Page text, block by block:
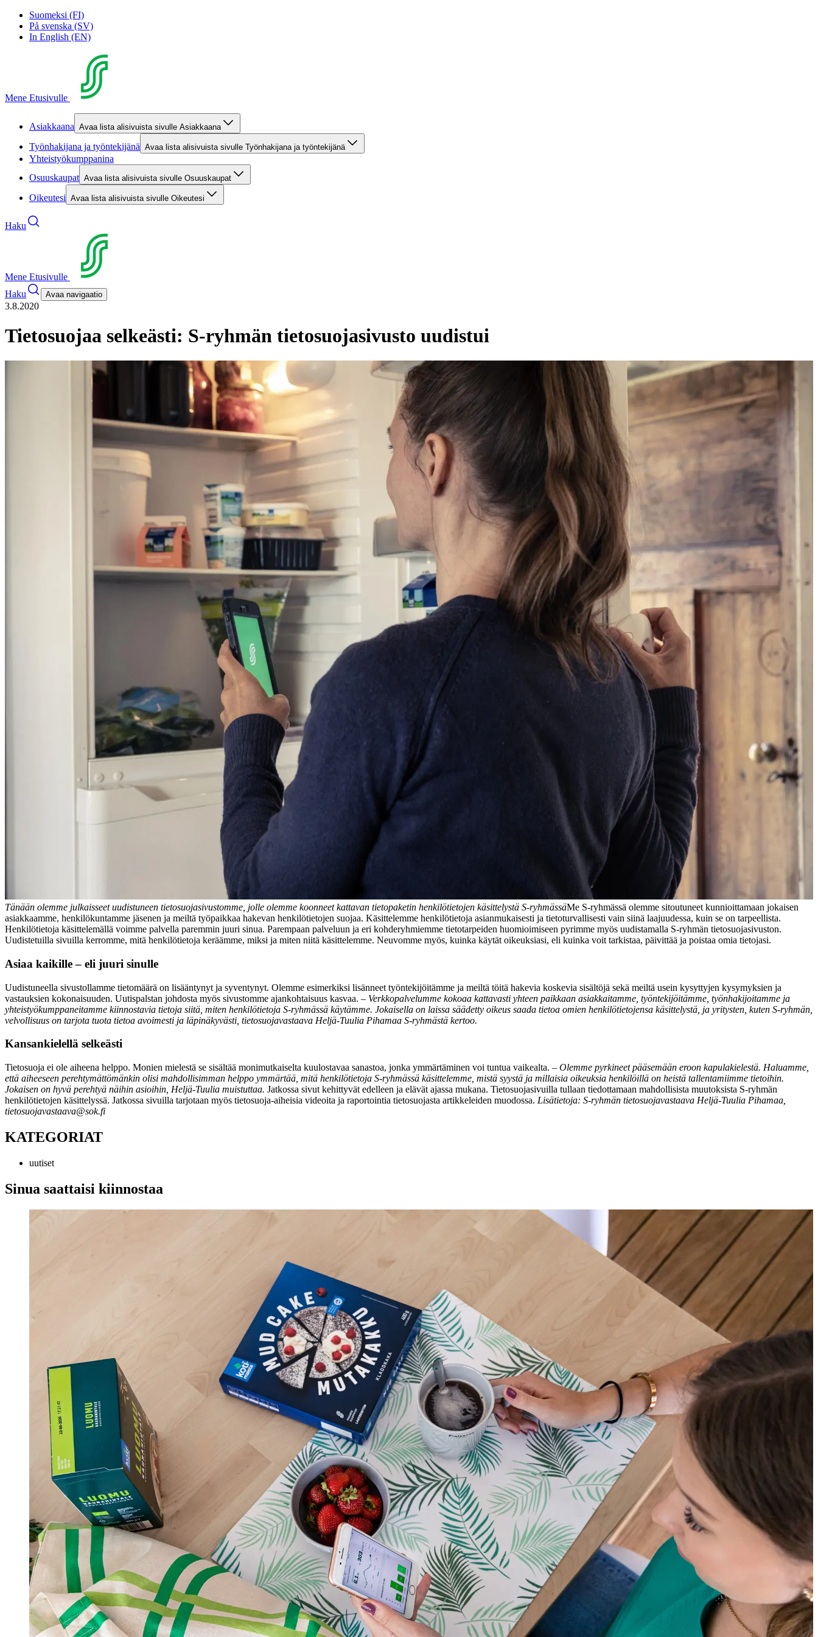
Suomeksi (FI)
På svenska (SV)
In English (EN)
Mene Etusivulle
Asiakkaana Avaa lista alisivuista sivulle Asiakkaana
Työnhakijana ja työntekijänä Avaa lista alisivuista sivulle Työnhakijana ja työntekijänä
Yhteistyökumppanina
Osuuskaupat Avaa lista alisivuista sivulle Osuuskaupat
Oikeutesi Avaa lista alisivuista sivulle Oikeutesi
Haku
Mene Etusivulle
Haku
Avaa navigaatio
3.8.2020
Tietosuojaa selkeästi: S-ryhmän tietosuojasivusto uudistui
Tänään olemme julkaisseet uudistuneen tietosuojasivustomme, jolle olemme koonneet kattavan tietopaketin henkilötietojen käsittelystä S-ryhmässäMe S-ryhmässä olemme sitoutuneet kunnioittamaan jokaisen
asiakkaamme, henkilökuntamme jäsenen ja meiltä työpaikkaa hakevan henkilötietojen suojaa. Käsittelemme henkilötietoja asianmukaisesti ja tietoturvallisesti vain siinä laajuudessa, kuin se on tarpeellista.
Henkilötietoja käsittelemällä voimme palvella paremmin juuri sinua. Parempaan palveluun ja eri kohderyhmiemme tietotarpeiden huomioimiseen pyrimme myös uudistamalla S-ryhmän tietosuojasivuston.
Uudistetuilla sivuilla kerromme, mitä henkilötietoja keräämme, miksi ja miten niitä käsittelemme. Neuvomme myös, kuinka käytät oikeuksiasi, eli kuinka voit tarkistaa, päivittää ja poistaa omia tietojasi.
Asiaa kaikille – eli juuri sinulle
Uudistuneella sivustollamme tietomäärä on lisääntynyt ja syventynyt. Olemme esimerkiksi lisänneet työntekijöitämme ja meiltä töitä hakevia koskevia sisältöjä sekä meiltä usein kysyttyjen kysymyksien ja
vastauksien kokonaisuuden. Uutispalstan johdosta myös sivustomme ajankohtaisuus kasvaa. – Verkkopalvelumme kokoaa kattavasti yhteen paikkaan asiakkaitamme, työntekijöitämme, työnhakijoitamme ja
yhteistyökumppaneitamme kiinnostavia tietoja siitä, miten henkilötietoja S-ryhmässä käytämme. Jokaisella on laissa säädetty oikeus saada tietoa omien henkilötietojensa käsittelystä, ja yritysten, kuten S-ryhmän,
velvollisuus on tarjota tuota tietoa avoimesti ja läpinäkyvästi, tietosuojavastaava Heljä-Tuulia Pihamaa S-ryhmästä kertoo.
Kansankielellä selkeästi
Tietosuoja ei ole aiheena helppo. Monien mielestä se sisältää monimutkaiselta kuulostavaa sanastoa, jonka ymmärtäminen voi tuntua vaikealta. – Olemme pyrkineet pääsemään eroon kapulakielestä. Haluamme,
että aiheeseen perehtymättömänkin olisi mahdollisimman helppo ymmärtää, mitä henkilötietoja S-ryhmässä käsittelemme, mistä syystä ja millaisia oikeuksia henkilöillä on heistä tallentamiimme tietoihin.
Jokaisen on hyvä perehtyä näihin asioihin, Heljä-Tuulia muistuttaa. Jatkossa sivut kehittyvät edelleen ja elävät ajassa mukana. Tietosuojasivuilla tullaan tiedottamaan mahdollisista muutoksista S-ryhmän
henkilötietojen käsittelyssä. Jatkossa sivuilla tarjotaan myös tietosuoja-aiheisia videoita ja raportointia tietosuojasta artikkeleiden muodossa. Lisätietoja: S-ryhmän tietosuojavastaava Heljä-Tuulia Pihamaa,
tietosuojavastaava@sok.fi
KATEGORIAT
uutiset
Sinua saattaisi kiinnostaa